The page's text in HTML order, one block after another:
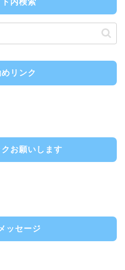
リンク
お願いします
ッセージ